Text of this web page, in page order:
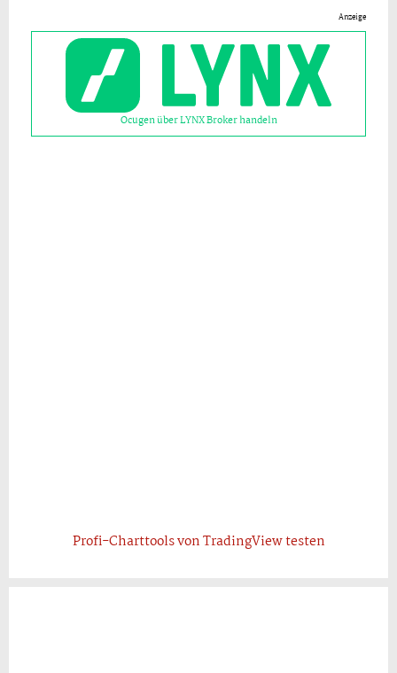
Anzeige
Ocugen über LYNX Broker handeln
Profi-Charttools von TradingView testen